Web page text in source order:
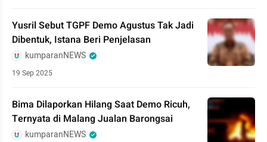
Yusril Sebut TGPF Demo Agustus Tak Jadi
Dibentuk, Istana Beri Penjelasan
kumparanNEWS
19 Sep 2025
Bima Dilaporkan Hilang Saat Demo Ricuh,
Ternyata di Malang Jualan Barongsai
kumparanNEWS